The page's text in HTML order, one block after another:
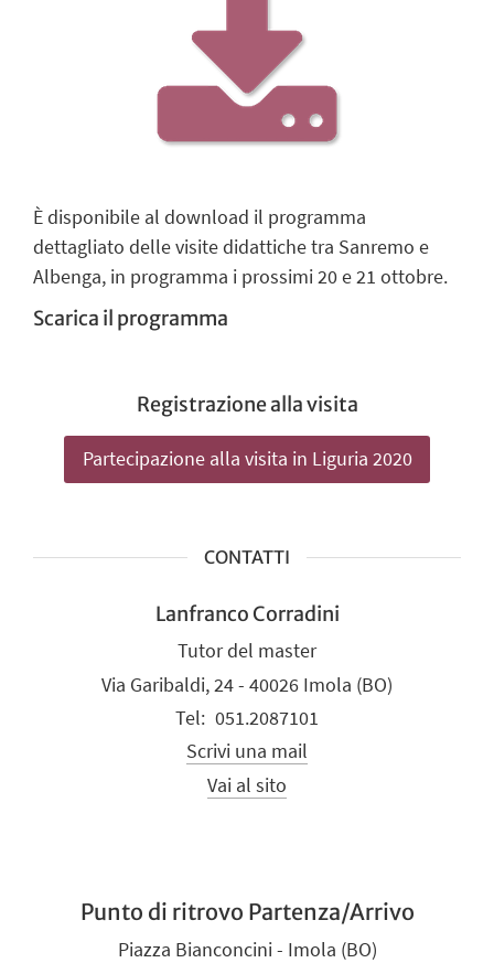
È disponibile al download il programma
dettagliato delle visite didattiche tra Sanremo e
Albenga, in programma i prossimi 20 e 21 ottobre.
Scarica il programma
Registrazione alla visita
Partecipazione alla visita in Liguria 2020
CONTATTI
Lanfranco Corradini
Tutor del master
Via Garibaldi, 24 - 40026 Imola (BO)
051.2087101
Scrivi una mail
Vai al sito
Punto di ritrovo Partenza/Arrivo
Piazza Bianconcini - Imola (BO)